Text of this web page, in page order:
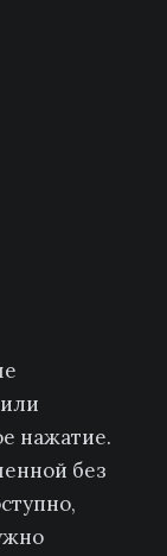
нажатие.
без